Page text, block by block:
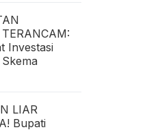
Investasi
LIAR
Bupati